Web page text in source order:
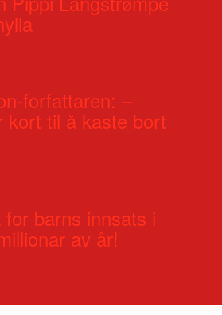
forfattaren: –
kort til å kaste bort
barns innsats i
av år!